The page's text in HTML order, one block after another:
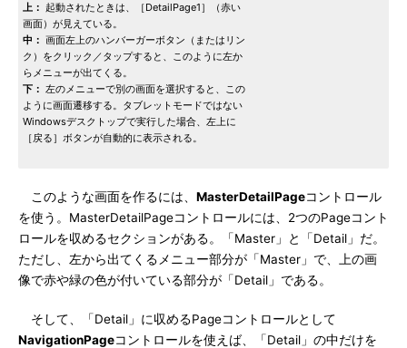
上： 起動されたときは、［DetailPage1］（赤い
画面）が見えている。
中： 画面左上のハンバーガーボタン（またはリン
ク）をクリック／タップすると、このように左か
らメニューが出てくる。
下： 左のメニューで別の画面を選択すると、この
ように画面遷移する。タブレットモードではない
Windowsデスクトップで実行した場合、左上に
［戻る］ボタンが自動的に表示される。
このような画面を作るには、 MasterDetailPageコントロール
を使う。MasterDetailPageコントロールには、2つのPageコント
ロールを収めるセクションがある。「Master」と「Detail」だ。
ただし、左から出てくるメニュー部分が「Master」で、上の画
像で赤や緑の色が付いている部分が「Detail」である。
そして、「Detail」に収めるPageコントロールとして
NavigationPageコントロールを使えば、「Detail」の中だけを